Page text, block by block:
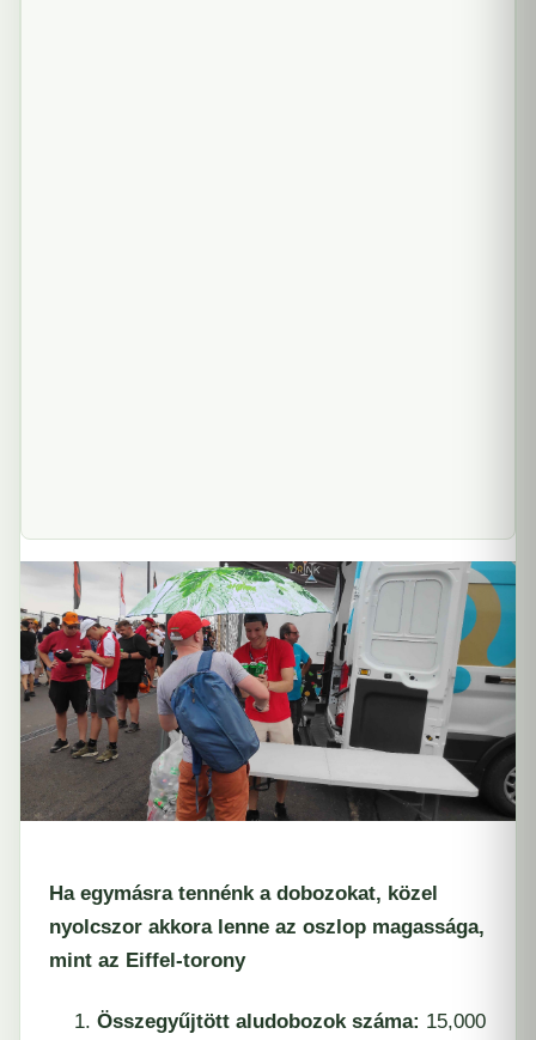
Ha egymásra tennénk a dobozokat, közel
nyolcszor akkora lenne az oszlop magassága,
mint az Eiffel-torony
Összegyűjtött aludobozok száma: 15,000